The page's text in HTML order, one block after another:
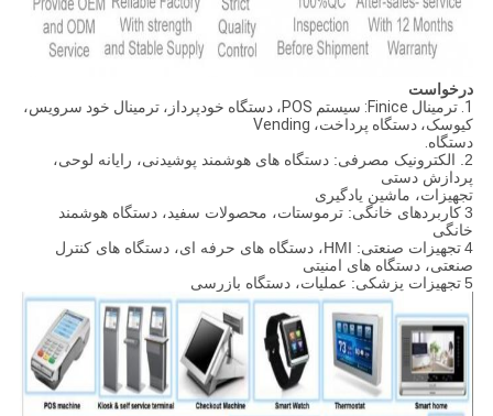
درخواست
1. ترمینال Finice: سیستم POS، دستگاه خودپرداز، ترمینال خود سرویس،
کیوسک، دستگاه پرداخت، Vending
دستگاه.
2. الکترونیک مصرفی: دستگاه های هوشمند پوشیدنی، رایانه لوحی،
پردازش دستی
تجهیزات، ماشین یادگیری
3کاربردهای خانگی: ترموستات، محصولات سفید، دستگاه هوشمند
خانگی
4
تجهیزات صنعتی: HMI، دستگاه های حرفه ای، دستگاه های کنترل
صنعتی، دستگاه های امنیتی
5تجهیزات پزشکی: عملیات، دستگاه بازرسی